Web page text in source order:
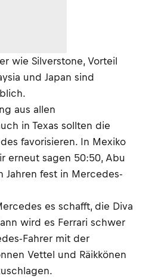
wie Silverstone, Vorteil
und Japan sind
aus allen
in Texas sollten die
favorisieren. In Mexiko
erneut sagen 50:50, Abu
Jahren fest in Mercedes-
es schafft, die Diva
wird es Ferrari schwer
Fahrer mit der
Vettel und Räikkönen